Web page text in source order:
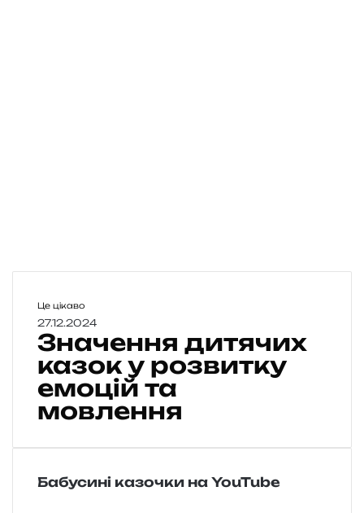
З
н
а
е
н
н
т
Це цікаво
27.12.2024
Значення дитячих
казок у розвитку
емоцій та
мовлення
Бабусині казочки на YouTube